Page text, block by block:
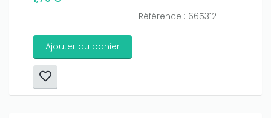
Référence : 665312
Ajouter au panier